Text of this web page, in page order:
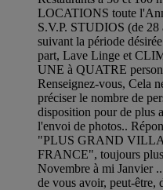
LOCATIONS toute
S.V.P. STUDIOS (de 28
suivant la période
part, Lave Linge et
UNE à QUATRE
Renseignez-vous, Cela
préciser le nombre de
disposition pour de plus
l'envoi de photos..
"PLUS GRAND
FRANCE", toujours
Novembre à mi Janvier
de vous avoir, peut-être,